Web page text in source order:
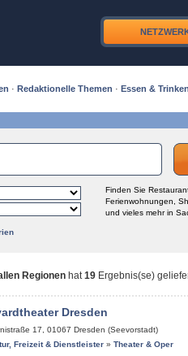
· Redaktionelle Themen · Essen &
Finden Sie
Ferienwohnungen,
und vieles mehr in
Regionen hat19 Ergebnis(se)
Dresden
17 01067 Dresden (Seevorstadt)
Freizeit & Dienstleister » Theater & Oper